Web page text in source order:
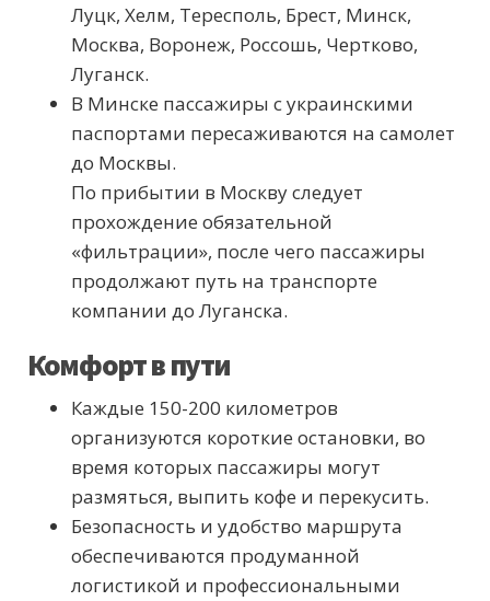
Луцк, Хелм, Тересполь, Брест, Минск,
Москва, Воронеж, Россошь, Чертково,
Луганск.
В Минске пассажиры с украинскими
паспортами пересаживаются на самолет
до Москвы.
По прибытии в Москву следует
прохождение обязательной
«фильтрации», после чего пассажиры
продолжают путь на транспорте
компании до Луганска.
Комфорт в пути
Каждые 150-200 километров
организуются короткие остановки, во
время которых пассажиры могут
размяться, выпить кофе и перекусить.
Безопасность и удобство маршрута
обеспечиваются продуманной
логистикой и профессиональными